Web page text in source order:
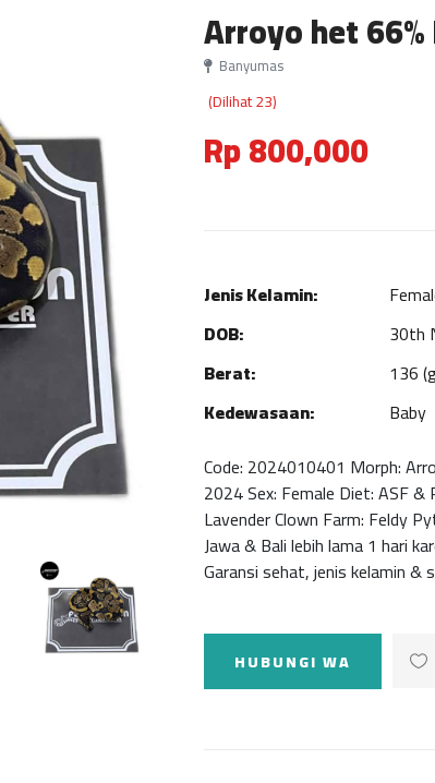
Arroyo het
Banyumas
(Dilihat 23)
Rp 800,000
Jenis Kelamin:
DOB:
30th
Berat:
136
Kedewasaan:
Baby
Code: 2024010401 Morph:
2024 Sex: Female Diet: ASF
Lavender Clown Farm: Feldy
Jawa & Bali lebih lama 1 hari
Garansi sehat, jenis kelamin &
HUBUNGI WA